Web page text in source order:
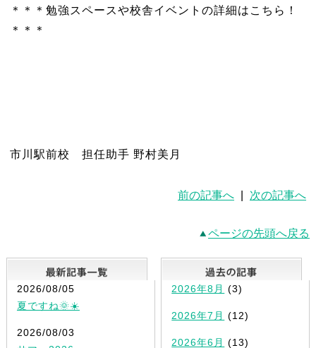
＊＊＊勉強スペースや校舎イベントの詳細はこちら！
＊＊＊
市川駅前校 担任助手 野村美月
前の記事へ 次の記事へ
ページの先頭へ戻る
最新記事一覧
2026/08/05
夏ですね🌞☀️
2026/08/03
2026年8月 (3)
2026年7月 (12)
2026年6月 (13)